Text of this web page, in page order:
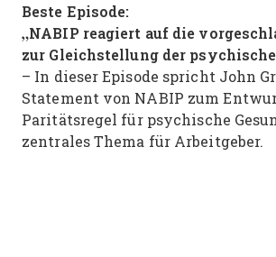
Beste Episode:
„NABIP reagiert auf die
zur Gleichstellung der
– In dieser Episode spricht John
Statement von NABIP zum
Paritätsregel für psychische
zentrales Thema für Arbeitgeber.